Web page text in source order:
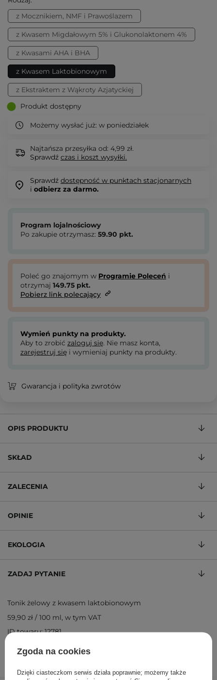
z Mocznikiem, NMF i Prawoślazem
z Kwasem Migdałowym 5% i Glukonolaktonem 4%
z Kwasami AHA i BHA
z Kwasem Laktobionowym
z Ekstraktem z Wąkroty Azjatyckiej
Produkt dostępny
Możemy wysłać już: w poniedziałek
Najtańsza przesyłka od: 4,99 zł.
Sprawdź czas i koszt wysyłki.
Sprawdź dostępność w punktach stacjonarnych
i odbierz za darmo.
Program lojalnościowy
Po zakupie otrzymasz: 59.90 pkt.
Poleć go znajomym w Programie Poleceń i
otrzymaj 149.75 pkt.
Pobierz link polecający
Wymień punkty na produkty.
Aby to zrobić zaloguj się. Nie masz konta,
zarejestruj się i wymieniaj punkty na produkty.
Gwarancja i polityka zwrotów
OPIS PRODUKTU
SKŁAD
ZALECENIA
OPINIE
EKOLOGIA
ZADAJ PYTANIE
Tonik żelowy z kwasem laktobionowym
59,90 zł / 100 ml, w tym VAT
ID towaru: 12781
Zgoda na cookies
Dzięki ciasteczkom serwis działa poprawnie; możemy także